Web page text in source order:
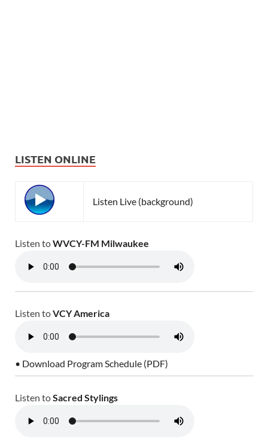
LISTEN ONLINE
Listen Live (background)
Listen toWVCY-FM Milwaukee
Listen toVCY America
• Download Program Schedule (PDF)
Listen toSacred Stylings